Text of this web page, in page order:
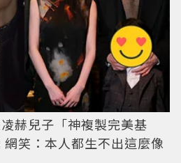
赫兒子「神複製完美基
笑：本人都生不出這麼像